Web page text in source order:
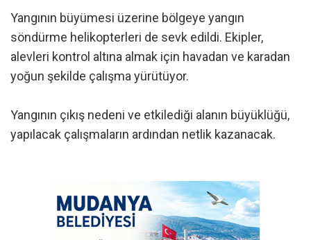
Yangının büyümesi üzerine bölgeye yangın
söndürme helikopterleri de sevk edildi. Ekipler,
alevleri kontrol altına almak için havadan ve karadan
yoğun şekilde çalışma yürütüyor.
Yangının çıkış nedeni ve etkilediği alanın büyüklüğü,
yapılacak çalışmaların ardından netlik kazanacak.